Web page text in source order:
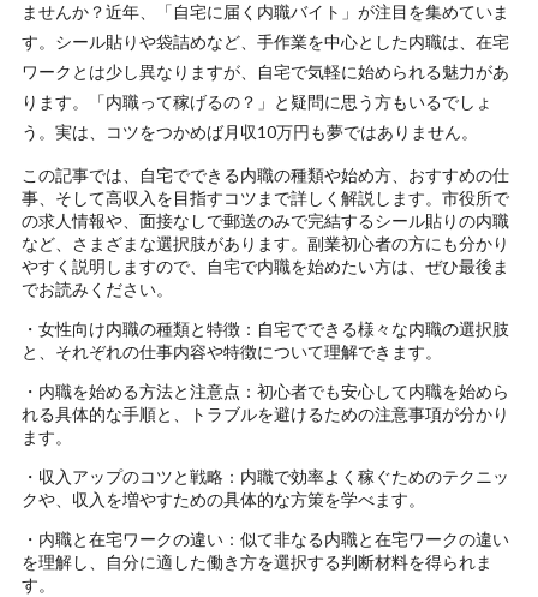
ませんか？近年、「自宅に届く内職バイト」が注目を集めていま
す。シール貼りや袋詰めなど、手作業を中心とした内職は、在宅
ワークとは少し異なりますが、自宅で気軽に始められる魅力があ
ります。「内職って稼げるの？」と疑問に思う方もいるでしょ
う。実は、コツをつかめば月収10万円も夢ではありません。
この記事では、自宅でできる内職の種類や始め方、おすすめの仕
事、そして高収入を目指すコツまで詳しく解説します。市役所で
の求人情報や、面接なしで郵送のみで完結するシール貼りの内職
など、さまざまな選択肢があります。副業初心者の方にも分かり
やすく説明しますので、自宅で内職を始めたい方は、ぜひ最後ま
でお読みください。
・女性向け内職の種類と特徴：自宅でできる様々な内職の選択肢
と、それぞれの仕事内容や特徴について理解できます。
・内職を始める方法と注意点：初心者でも安心して内職を始めら
れる具体的な手順と、トラブルを避けるための注意事項が分かり
ます。
・収入アップのコツと戦略：内職で効率よく稼ぐためのテクニッ
クや、収入を増やすための具体的な方策を学べます。
・内職と在宅ワークの違い：似て非なる内職と在宅ワークの違い
を理解し、自分に適した働き方を選択する判断材料を得られま
す。